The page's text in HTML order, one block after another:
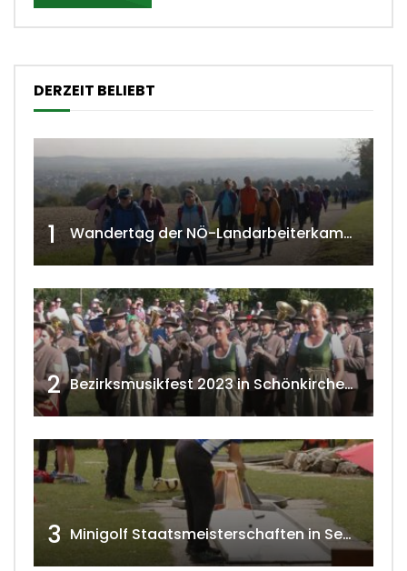
DERZEIT BELIEBT
1 Wandertag der NÖ-Landarbeiterkammer in Hollabrunn 2024
2 Bezirksmusikfest 2023 in Schönkirchen-Reyersdorf
3 Minigolf Staatsmeisterschaften in Seefeld-Kadolz w4tv174